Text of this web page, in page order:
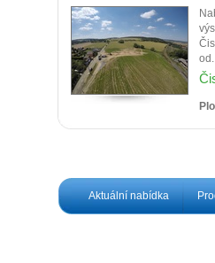
Aktuální nabídka